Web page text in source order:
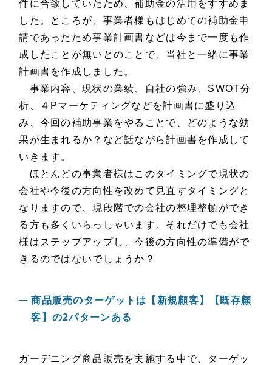
件に合致していたため、補助金の活用をすすめま
した。ところが、事業者様もはじめての補助金申
請であったため事業計画書などは今まで一度も作
成したことが無いとのことで、当社と一緒に事業
計画書を作成しました。
事業内容、現状の業績、自社の強み、SWOT分
析、４Pマーケティングなどを計画書に盛り込
み、今回の補助事業をやることで、どのような効
果が生まれるか？など話ながら計画書を作成して
いきます。
ほとんどの事業者様はこのタイミングで現状の
会社や今後の方向性を改めて見直すタイミングと
なりますので、現段階での会社の整理整頓ができ
る方も多くいらっしゃいます。それだけでも会社
様はステップアップし、今後の方向性の準備がで
きるのではないでしょうか？
商品販売のターゲットは【新規顧客】【既存顧
客】の2パターンある
ガーデニング商品販売を実施する中で、ターゲッ